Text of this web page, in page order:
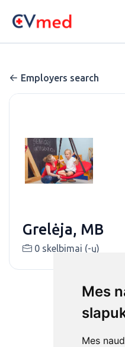
Mes
Mes
Employers search
Grelėja, MB
0 skelbimai (-ų)